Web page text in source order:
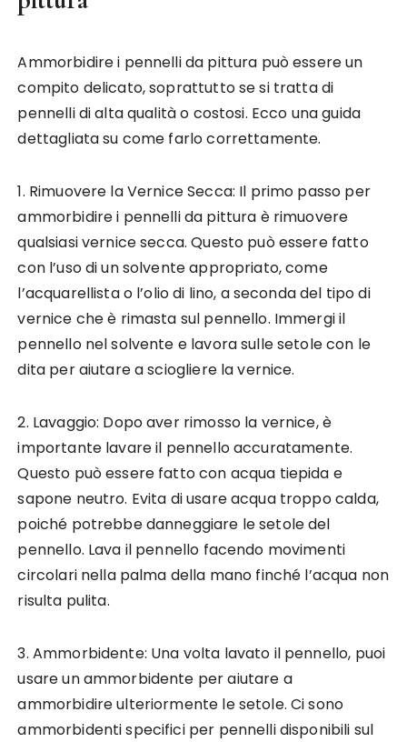
Ammorbidire i pennelli da pittura può essere un
compito delicato, soprattutto se si tratta di
pennelli di alta qualità o costosi. Ecco una guida
dettagliata su come farlo correttamente.
1. Rimuovere la Vernice Secca: Il primo passo per
ammorbidire i pennelli da pittura è rimuovere
qualsiasi vernice secca. Questo può essere fatto
con l’uso di un solvente appropriato, come
l’acquarellista o l’olio di lino, a seconda del tipo di
vernice che è rimasta sul pennello. Immergi il
pennello nel solvente e lavora sulle setole con le
dita per aiutare a sciogliere la vernice.
2. Lavaggio: Dopo aver rimosso la vernice, è
importante lavare il pennello accuratamente.
Questo può essere fatto con acqua tiepida e
sapone neutro. Evita di usare acqua troppo calda,
poiché potrebbe danneggiare le setole del
pennello. Lava il pennello facendo movimenti
circolari nella palma della mano finché l’acqua non
risulta pulita.
3. Ammorbidente: Una volta lavato il pennello, puoi
usare un ammorbidente per aiutare a
ammorbidire ulteriormente le setole. Ci sono
ammorbidenti specifici per pennelli disponibili sul